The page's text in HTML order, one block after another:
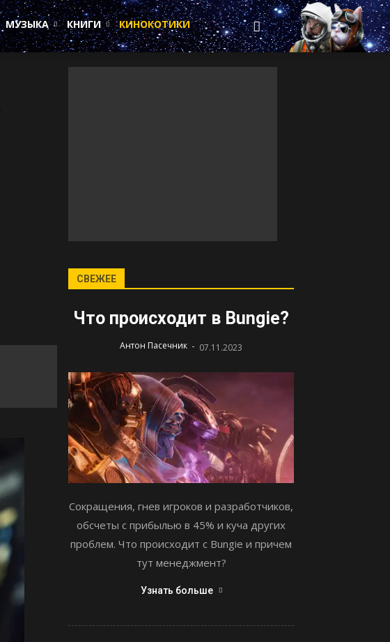
МУЗЫКА КНИГИ КИНОКОТИКИ
СВЕЖЕЕ
Что происходит в Bungie?
Антон Пасечник - 07.11.2023
Сокращения, гнев игроков и разработчиков,
обсчеты с прибылью в 45% и куча других
проблем. Что происходит с Bungie и причем
тут менеджмент?
Узнать больше